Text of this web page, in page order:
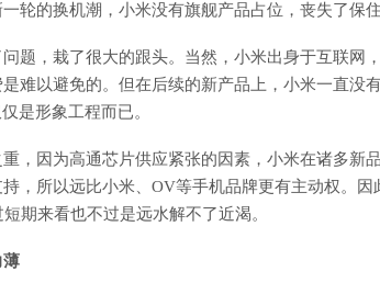
轮的换机潮，小米没有旗舰产品占位，丧失了保住
题，栽了很大的跟头。当然，小米出身于互联网
难以避免的。但在后续的新产品上，小米一直没
是形象工程而已。
，因为高通芯片供应紧张的因素，小米在诸多新
，所以远比小米、OV等手机品牌更有主动权。
期来看也不过是远水解不了近渴。
薄